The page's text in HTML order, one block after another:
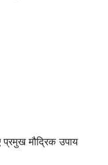
मौद्रिक उपाय